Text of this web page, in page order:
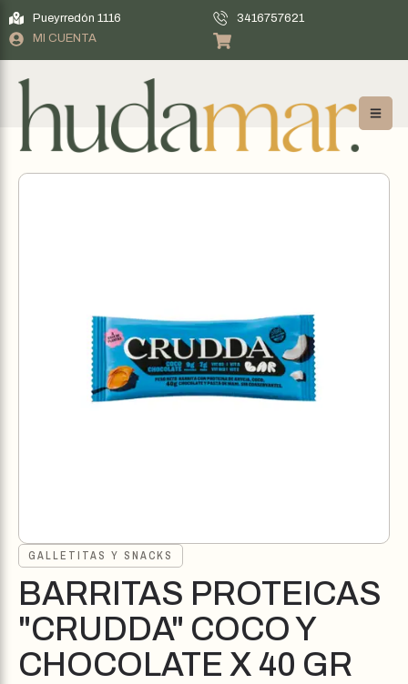
Pueyrredón 1116
3416757621
MI CUENTA
GALLETITAS Y SNACKS
BARRITAS PROTEICAS
"CRUDDA" COCO Y
CHOCOLATE X 40 GR